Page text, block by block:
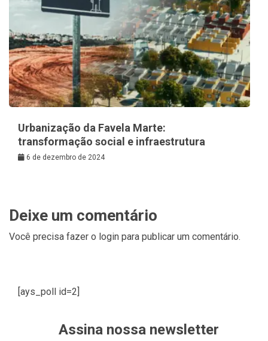
Urbanização da Favela Marte:
transformação social e infraestrutura
6 de dezembro de 2024
Deixe um comentário
Você precisa fazer o login para publicar um comentário.
[ays_poll id=2]
Assina nossa newsletter